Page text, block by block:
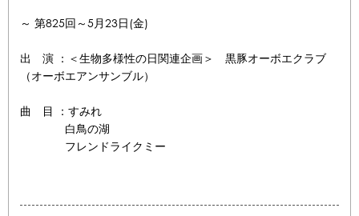
～ 第825回～5月23日(金)
出 演 ：＜生物多様性の日関連企画＞ 黒豚オーボエクラブ
（オーボエアンサンブル）
曲 目 ：すみれ
白鳥の湖
フレンドライクミー